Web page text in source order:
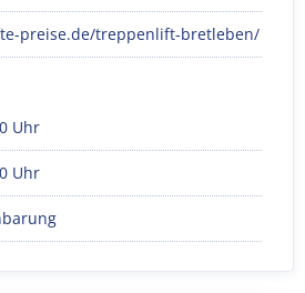
preise.de/treppenlift-bretleben/
Uhr
Uhr